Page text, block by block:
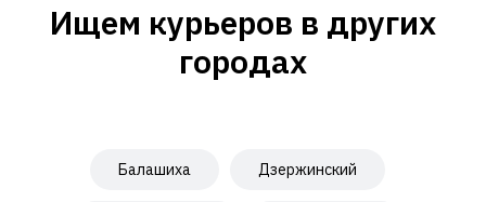
Ищем курьеров в других
городах
Балашиха Дзержинский